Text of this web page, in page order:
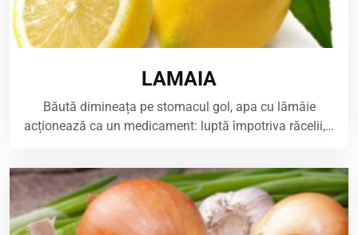
LAMAIA
Băută dimineața pe stomacul gol, apa cu lămâie
acționează ca un medicament: luptă împotriva răcelii,…